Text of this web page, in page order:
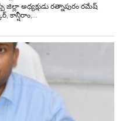
అధ్యక్షుడు రత్నాపురం రమేష్
కాన్షీరాం,...